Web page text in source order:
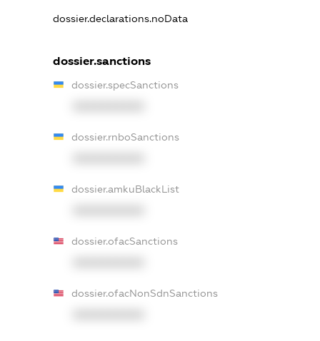
dossier.declarations.noData
dossier.sanctions
dossier.specSanctions
dossier.rnboSanctions
dossier.amkuBlackList
dossier.ofacSanctions
dossier.ofacNonSdnSanctions